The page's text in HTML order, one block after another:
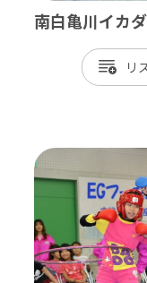
東葛飾
松戸市
野田市
南白亀川イカ
リ